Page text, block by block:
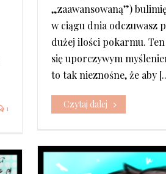
1
„zaawansowaną”)
w ciągu dnia odczuwasz
dużej ilości pokarmu.
się uporczywym
to tak nieznośne, że aby
Czytaj dalej